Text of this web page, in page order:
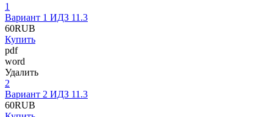
1
Вариант 1 ИДЗ 11.3
60RUB
Купить
pdf
word
Удалить
2
Вариант 2 ИДЗ 11.3
60RUB